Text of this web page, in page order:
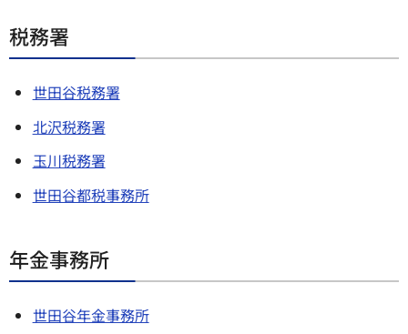
税務署
世田谷税務署
北沢税務署
玉川税務署
世田谷都税事務所
年金事務所
世田谷年金事務所